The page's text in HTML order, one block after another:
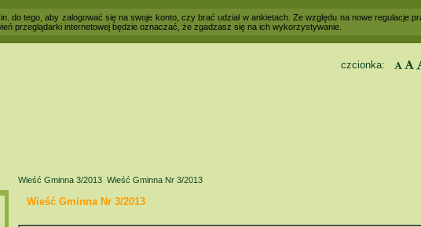
do tego, aby zalogować się na swoje konto, czy brać udział w ankietach. Ze względu na nowe regulacje
przeglądarki internetowej będzie oznaczać, że zgadzasz się na ich wykorzystywanie.
Wieść Gminna 3/2013 Wieść Gminna Nr 3/2013
Wieść Gminna Nr 3/2013